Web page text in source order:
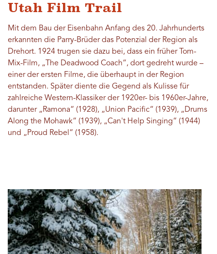
Utah Film Trail
Mit dem Bau der Eisenbahn Anfang des 20. Jahrhunderts
erkannten die Parry-Brüder das Potenzial der Region als
Drehort. 1924 trugen sie dazu bei, dass ein früher Tom-
Mix-Film, „The Deadwood Coach“, dort gedreht wurde –
einer der ersten Filme, die überhaupt in der Region
entstanden. Später diente die Gegend als Kulisse für
zahlreiche Western-Klassiker der 1920er- bis 1960er-Jahre,
darunter „Ramona“ (1928), „Union Pacific“ (1939), „Drums
Along the Mohawk“ (1939), „Can't Help Singing“ (1944)
und „Proud Rebel“ (1958).